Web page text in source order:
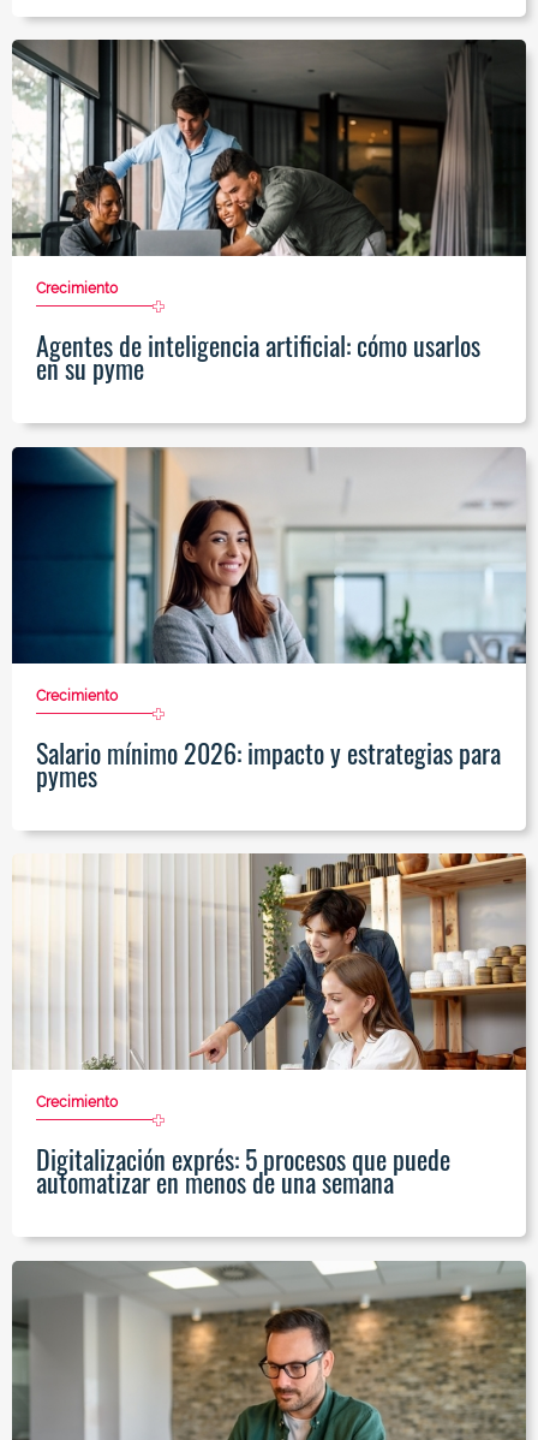
Crecimiento
Agentes de inteligencia artificial: cómo usarlos
en su pyme
Crecimiento
Salario mínimo 2026: impacto y estrategias para
pymes
Crecimiento
Digitalización exprés: 5 procesos que puede
automatizar en menos de una semana